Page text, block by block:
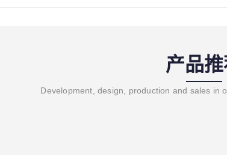
产品
Development, design, production and sales in